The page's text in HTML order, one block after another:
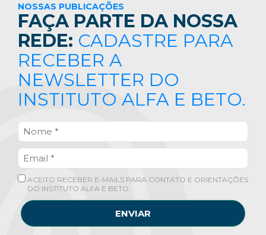
NOSSAS PUBLICAÇÕES
FAÇA PARTE DA NOSSA
REDE: CADASTRE PARA
RECEBER A
NEWSLETTER DO
INSTITUTO ALFA E BETO.
ACEITO RECEBER E-MAILS PARA CONTATO E ORIENTAÇÕES
DO INSTITUTO ALFA E BETO.
ENVIAR